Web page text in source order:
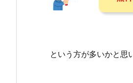
という方が多いかと思